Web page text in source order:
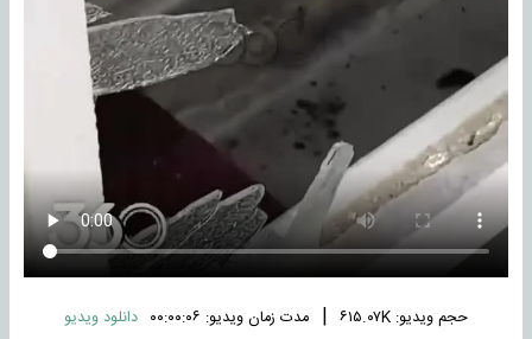
حجم ویدیو: ۶۱۵.۰۷K | مدت زمان ویدیو: ۰۰:۰۰:۰۶ دانلود ویدیو